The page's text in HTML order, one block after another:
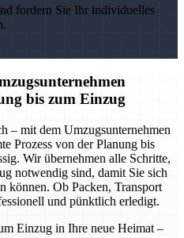
fordern Sie Ihr individuelles
bis zum Einzug
– mit dem Umzugsunternehmen
Prozess von der Planung bis
Wir übernehmen alle Schritte,
notwendig sind, damit Sie sich
können. Ob Packen, Transport
und pünktlich erledigt.
Einzug in Ihre neue Heimat –